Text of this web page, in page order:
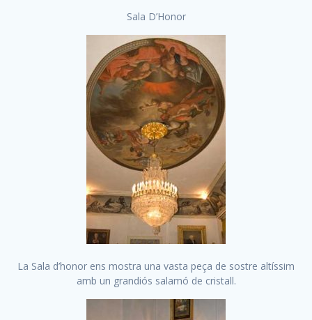
Sala D’Honor
La Sala d’honor ens mostra una vasta peça de sostre altíssim
amb un grandiós salamó de cristall.